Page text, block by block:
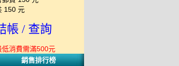
150 元
帳 / 查詢
低消費需滿500元
銷售排行榜